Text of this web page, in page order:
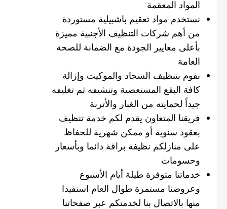
المواد المعقمة
نستخدم مواد تعقيم باشبيلية مستوردة
من أهم شركات التنظيف الأجنبية مميزة
بأعلى معايير الجودة مع الضمانة للصحة
العامة
نقوم بتنظيف السجاد والموكيت وإزالة
كافة البقع المستعصية وتنشيفه ثم تغليفه
جيداً لحمايته من الغبار والأتربة
فريقنا المتعاون يقدم لكم خدمة تنظيف
بعقود سنوية أو ممكن شهرية للحفاظ
على منازلكم نظيفة براقة دائما وبأسعار
وحسومات
خدماتنا متوفرة طيلة أيام الأسبوع
وعروضنا مستمرة طوال العام استفيدا
منها بالاتصال بنا لخدمتكم عبر صفحاتنا